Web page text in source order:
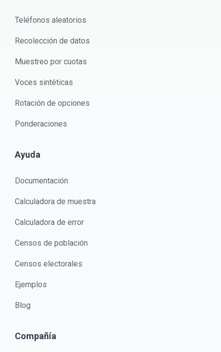
Teléfonos aleatorios
Recolección de datos
Muestreo por cuotas
Voces sintéticas
Rotación de opciones
Ponderaciones
Ayuda
Documentación
Calculadora de muestra
Calculadora de error
Censos de población
Censos electorales
Ejemplos
Blog
Compañía